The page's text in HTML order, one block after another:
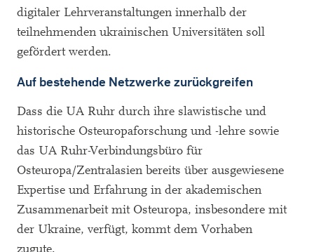
digitaler Lehrveranstaltungen innerhalb der
teilnehmenden ukrainischen Universitäten soll
gefördert werden.
Auf bestehende Netzwerke zurückgreifen
Dass die UA Ruhr durch ihre slawistische und
historische Osteuropaforschung und -lehre sowie
das UA Ruhr-Verbindungsbüro für
Osteuropa/Zentralasien bereits über ausgewiesene
Expertise und Erfahrung in der akademischen
Zusammenarbeit mit Osteuropa, insbesondere mit
der Ukraine, verfügt, kommt dem Vorhaben
zugute.